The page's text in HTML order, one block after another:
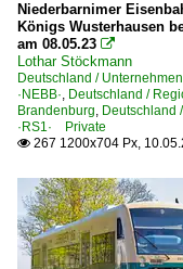
Niederbarnimer
Königs Wusterhausen
am 08.05.23 
Lothar Stöckmann
Deutschland /
·NEBB·, Deutschland /
Brandenburg,
·RS1· Private
 267 1200x704 Px,